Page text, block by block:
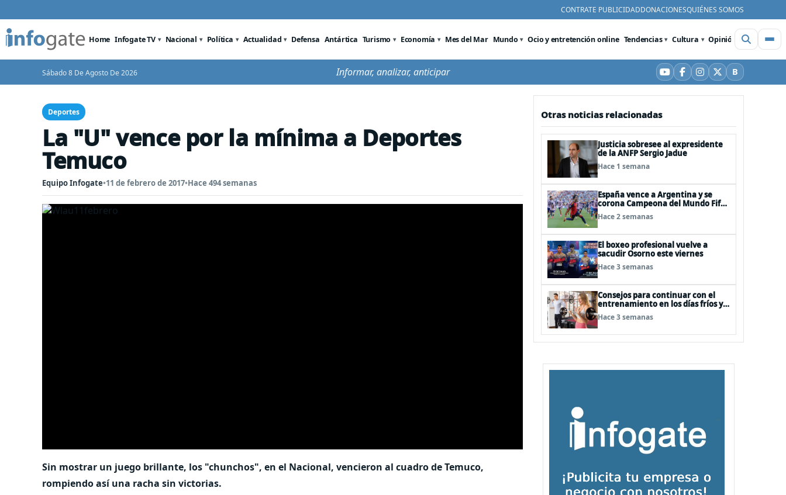
CONTRATE PUBLICIDADDONACIONESQUIÉNES SOMOS
Home Infogate TV Nacional Política Actualidad Defensa Antártica Turismo Economía Mes del Mar Mundo Ocio y entretención online Tendencias Cultura Opinión Videos
Sábado 8 De Agosto De 2026 Informar, analizar, anticipar YouTube
Facebook
Instagram
X BBluesky
Deportes
La "U" vence por la mínima a Deportes
Temuco
Equipo Infogate•11 de febrero de 2017•Hace 494 semanas
Sin mostrar un juego brillante, los "chunchos", en el Nacional, vencieron al cuadro de Temuco,
rompiendo así una racha sin victorias.
Otras noticias relacionadas
Justicia sobresee al expresidente
de la ANFP Sergio Jadue
Hace 1 semana
España vence a Argentina y se
corona Campeona del Mundo Fifa
2026
Hace 2 semanas
El boxeo profesional vuelve a
sacudir Osorno este viernes
Hace 3 semanas
Consejos para continuar con el
entrenamiento en los días fríos y
lluviosos de invierno
Hace 3 semanas